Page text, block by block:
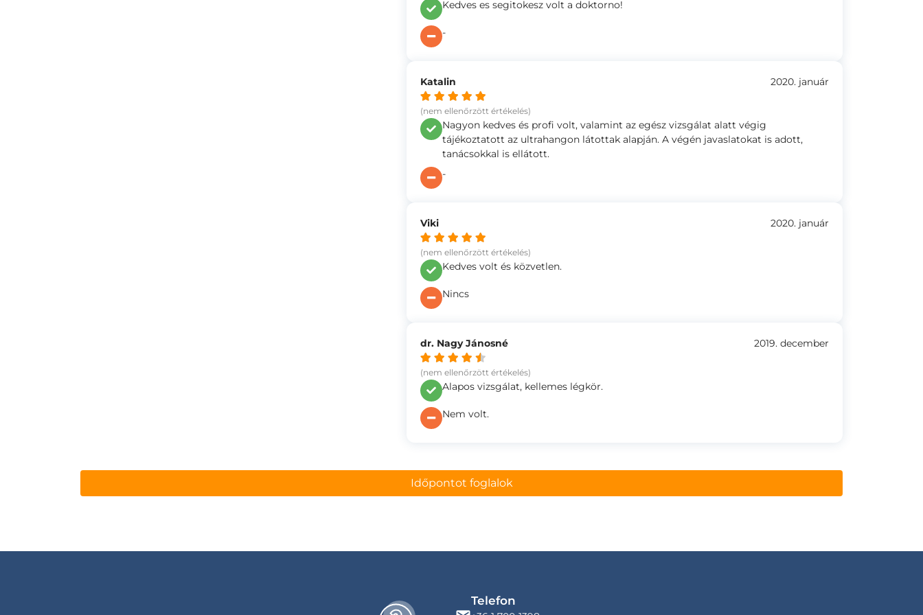
Kedves es segitokesz volt a doktorno!
-
Katalin
(nem ellenőrzött értékelés)
2020. január
Nagyon kedves és profi volt, valamint az egész vizsgálat alatt végig
tájékoztatott az ultrahangon látottak alapján. A végén javaslatokat is adott,
tanácsokkal is ellátott.
-
Viki
(nem ellenőrzött értékelés)
2020. január
Kedves volt és közvetlen.
Nincs
dr. Nagy Jánosné
(nem ellenőrzött értékelés)
2019. december
Alapos vizsgálat, kellemes légkör.
Nem volt.
Időpontot foglalok
Telefon